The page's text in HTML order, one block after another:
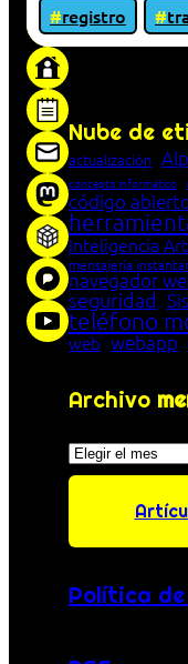
registro
Nube de
actualización
concepto informático
código
Inteligencia
mensajería
navegador
seguridad
teléfono
web webapp
Archivo
Archivos
Política